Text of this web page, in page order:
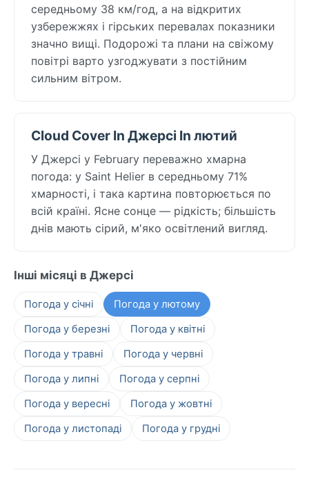
середньому 38 км/год, а на відкритих
узбережжях і гірських перевалах показники
значно вищі. Подорожі та плани на свіжому
повітрі варто узгоджувати з постійним
сильним вітром.
Cloud Cover In Джерсі In лютий
У Джерсі у February переважно хмарна
погода: у Saint Helier в середньому 71%
хмарності, і така картина повторюється по
всій країні. Ясне сонце — рідкість; більшість
днів мають сірий, м'яко освітлений вигляд.
Інші місяці в Джерсі
Погода у січні
Погода у лютому
Погода у березні
Погода у квітні
Погода у травні
Погода у червні
Погода у липні
Погода у серпні
Погода у вересні
Погода у жовтні
Погода у листопаді
Погода у грудні